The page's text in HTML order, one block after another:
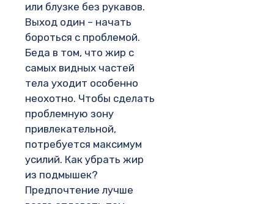
или блузке без рукавов.
Выход один – начать
бороться с проблемой.
Беда в том, что жир с
самых видных частей
тела уходит особенно
неохотно. Чтобы сделать
проблемную зону
привлекательной,
потребуется максимум
усилий. Как убрать жир
из подмышек?
Предпочтение лучше